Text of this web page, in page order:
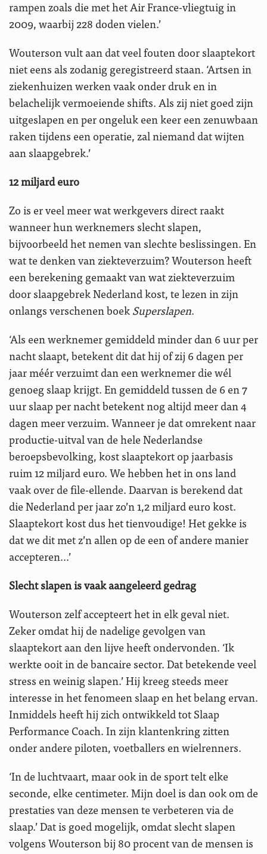
rampen zoals die met het Air France-vliegtuig in
2009, waarbij 228 doden vielen.’
Wouterson vult aan dat veel fouten door slaaptekort
niet eens als zodanig geregistreerd staan. ‘Artsen in
ziekenhuizen werken vaak onder druk en in
belachelijk vermoeiende shifts. Als zij niet goed zijn
uitgeslapen en per ongeluk een keer een zenuwbaan
raken tijdens een operatie, zal niemand dat wijten
aan slaapgebrek.’
12 miljard euro
Zo is er veel meer wat werkgevers direct raakt
wanneer hun werknemers slecht slapen,
bijvoorbeeld het nemen van slechte beslissingen. En
wat te denken van ziekteverzuim? Wouterson heeft
een berekening gemaakt van wat ziekteverzuim
door slaapgebrek Nederland kost, te lezen in zijn
onlangs verschenen boekSuperslapen.
‘Als een werknemer gemiddeld minder dan 6 uur per
nacht slaapt, betekent dit dat hij of zij 6 dagen per
jaar méér verzuimt dan een werknemer die wél
genoeg slaap krijgt. En gemiddeld tussen de 6 en 7
uur slaap per nacht betekent nog altijd meer dan 4
dagen meer verzuim. Wanneer je dat omrekent naar
productie-uitval van de hele Nederlandse
beroepsbevolking, kost slaaptekort op jaarbasis
ruim 12 miljard euro. We hebben het in ons land
vaak over de file-ellende. Daarvan is berekend dat
die Nederland per jaar zo’n 1,2 miljard euro kost.
Slaaptekort kost dus het tienvoudige! Het gekke is
dat we dit met z’n allen op de een of andere manier
accepteren…’
Slecht slapen is vaak aangeleerd gedrag
Wouterson zelf accepteert het in elk geval niet.
Zeker omdat hij de nadelige gevolgen van
slaaptekort aan den lijve heeft ondervonden. ‘Ik
werkte ooit in de bancaire sector. Dat betekende veel
stress en weinig slapen.’ Hij kreeg steeds meer
interesse in het fenomeen slaap en het belang ervan.
Inmiddels heeft hij zich ontwikkeld tot Slaap
Performance Coach. In zijn klantenkring zitten
onder andere piloten, voetballers en wielrenners.
‘In de luchtvaart, maar ook in de sport telt elke
seconde, elke centimeter. Mijn doel is dan ook om de
prestaties van deze mensen te verbeteren via de
slaap.’ Dat is goed mogelijk, omdat slecht slapen
volgens Wouterson bij 80 procent van de mensen is